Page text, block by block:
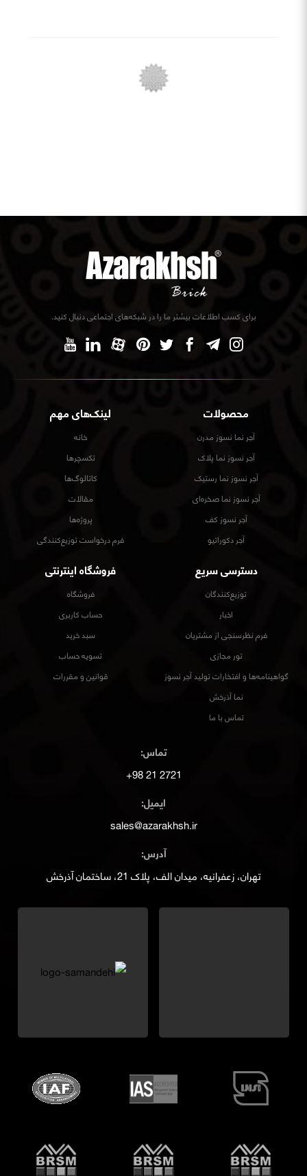
محصولات
آجر نما نسوز مدرن
آجر نسوز نما پلاک
آجر نسوز نما رستیک
آجر نسوز نما صخره‌ای
آجر نسوز کف
آجر دکوراتیو
لینک‌های مهم
خانه
تکسچرها
کاتالوگ‌ها
مقالات
پروژه‌ها
فرم درخواست توزیع‌کنندگی
برای کسب اطلاعات بیشتر ما را در شبکه‌های اجتماعی دنبال کنید.
دسترسی سریع
توزیع‌کنندگان
اخبار
فرم نظرسنجی از مشتریان
تور مجازی
گواهینامه‌ها و افتخارات تولید آجر نسوز
نما آذرخش
تماس با ما
فروشگاه اینترنتی
فروشگاه
حساب کاربری
سبد خرید
تسویه حساب
قوانین و مقررات
تماس:
2721 21 98+
ایمیل:
sales@azarakhsh.ir
آدرس:
تهران، زعفرانیه، میدان الف، پلاک 21، ساختمان آذرخش